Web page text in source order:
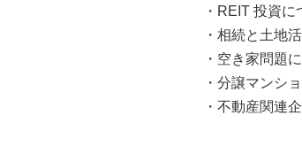
・REIT 投資に
・相続と土地
・空き家問題
・分譲マンシ
・不動産関連